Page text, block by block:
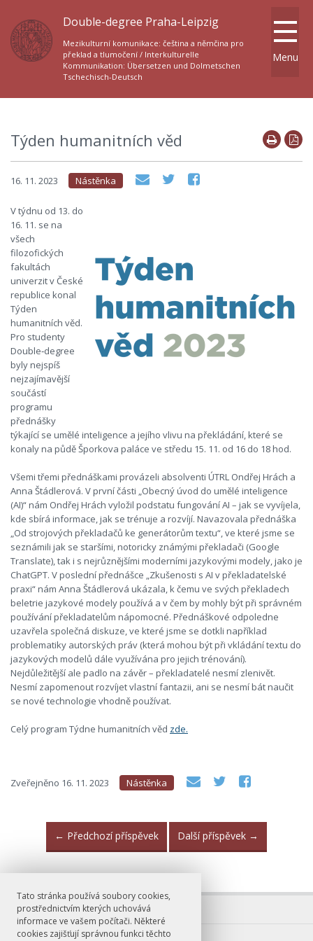
Tato stránka používá soubory cookies,
prostřednictvím kterých uchovává
informace ve vašem počítači. Některé
cookies zajišťují správnou funkci těchto
Double-degree Praha-Leipzig
Mezikulturní komunikace: čeština a němčina pro
překlad a tlumočení / Interkulturelle
Kommunikation: Übersetzen und Dolmetschen
Tschechisch-Deutsch
Týden humanitních věd
16. 11. 2023 Nástěnka
V týdnu od 13. do
16. 11. se na
všech
filozofických
fakultách
univerzit v České
republice konal
Týden
humanitních věd.
Pro studenty
Double‑degree
byly nejspíš
nejzajímavější
součástí
programu
přednášky
týkající se umělé inteligence a jejího vlivu na překládání, které se
konaly na půdě Šporkova paláce ve středu 15. 11. od 16 do 18 hod.
Všemi třemi přednáškami provázeli absolventi ÚTRL Ondřej Hrách a
Anna Štádlerová. V první části „Obecný úvod do umělé inteligence
(AI)“ nám Ondřej Hrách vyložil podstatu fungování AI – jak se vyvíjela,
kde sbírá informace, jak se trénuje a rozvíjí. Navazovala přednáška
„Od strojových překladačů ke generátorům textu“, ve které jsme se
seznámili jak se staršími, notoricky známými překladači (Google
Translate), tak i s nejrůznějšími moderními jazykovými modely, jako je
ChatGPT. V poslední přednášce „Zkušenosti s AI v překladatelské
praxi“ nám Anna Štádlerová ukázala, k čemu ve svých překladech
beletrie jazykové modely používá a v čem by mohly být při správném
používání překladatelům nápomocné. Přednáškové odpoledne
uzavřela společná diskuze, ve které jsme se dotkli například
problematiky autorských práv (která mohou být při vkládání textu do
jazykových modelů dále využívána pro jejich trénování).
Nejdůležitější ale padlo na závěr – překladatelé nesmí zlenivět.
Nesmí zapomenout rozvíjet vlastní fantazii, ani se nesmí bát naučit
se nové technologie vhodně používat.
Celý program Týdne humanitních věd zde.
Zveřejněno 16. 11. 2023 Nástěnka
← Předchozí příspěvek Další příspěvek →
Menu